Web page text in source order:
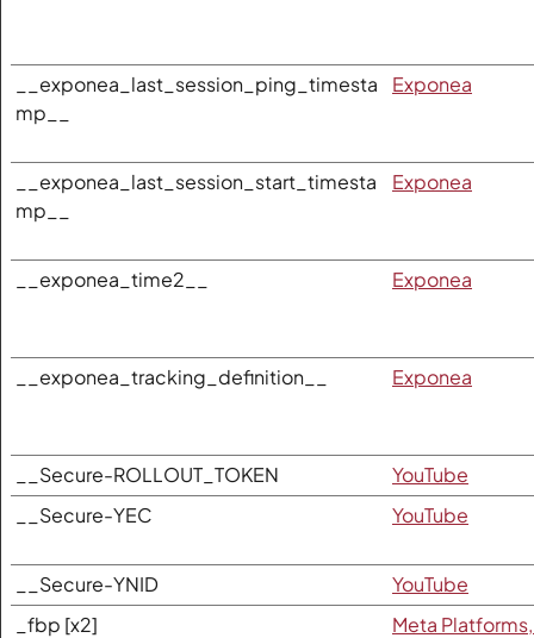
__exponea_last_session_ping_timesta
mp__
Exponea
__exponea_last_session_start_timesta
mp__
Exponea
__exponea_time2__ Exponea
__exponea_tracking_definition__ Exponea
__Secure-ROLLOUT_TOKEN
YouTube
__Secure-YEC
YouTube
__Secure-YNID
YouTube
_fbp [x2]
Meta